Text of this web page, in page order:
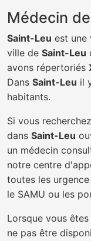
Médecin
Saint-Leu est une
ville de Saint-Leu
avons répertoriés
Dans Saint-Leu il
habitants.
Si vous
dans Saint-Leu
un médecin
notre centre
toutes les
le SAMU ou les
Lorsque vous
ne pas être